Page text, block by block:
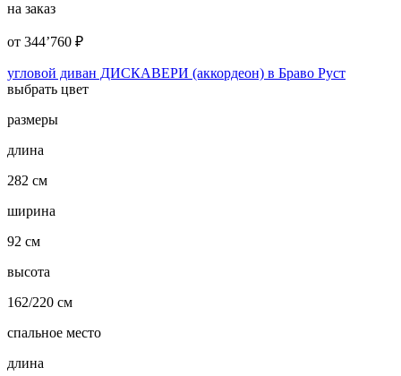
на заказ
от 344’760 ₽
угловой диван ДИСКАВЕРИ (аккордеон) в Браво Руст
выбрать цвет
размеры
длина
282 см
ширина
92 см
высота
162/220 см
спальное место
длина